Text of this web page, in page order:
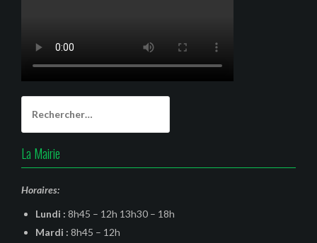
La Mairie
Horaires:
Lundi : 8h45 – 12h 13h30 – 18h
Mardi : 8h45 – 12h